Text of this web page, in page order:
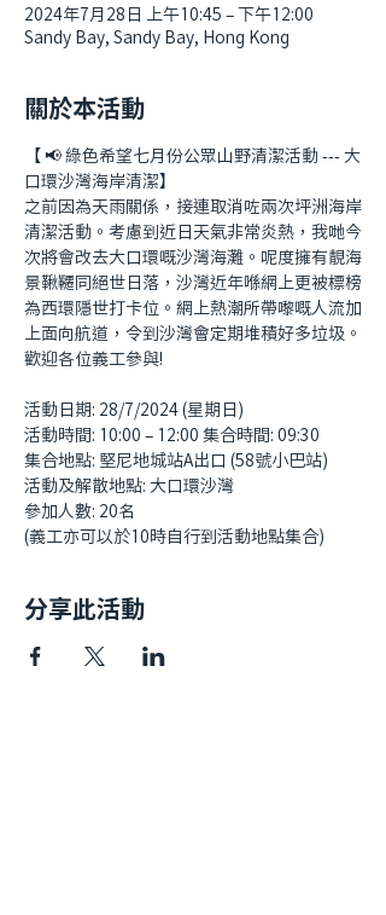
2024年7月28日 上午10:45 – 下午12:00
Sandy Bay, Sandy Bay, Hong Kong
關於本活動
【 📢 綠色希望七月份公眾山野清潔活動 --- 大
口環沙灣海岸清潔】
之前因為天雨關係，接連取消咗兩次坪洲海岸
清潔活動。考慮到近日天氣非常炎熱，我哋今
次將會改去大口環嘅沙灣海灘。呢度擁有靚海
景鞦韆同絕世日落，沙灣近年喺網上更被標榜
為西環隱世打卡位。網上熱潮所帶嚟嘅人流加
上面向航道，令到沙灣會定期堆積好多垃圾。
歡迎各位義工參與!
活動日期: 28/7/2024 (星期日)
活動時間: 10:00 – 12:00 集合時間: 09:30
集合地點: 堅尼地城站A出口 (58號小巴站)
活動及解散地點: 大口環沙灣
參加人數: 20名
(義工亦可以於10時自行到活動地點集合)
分享此活動